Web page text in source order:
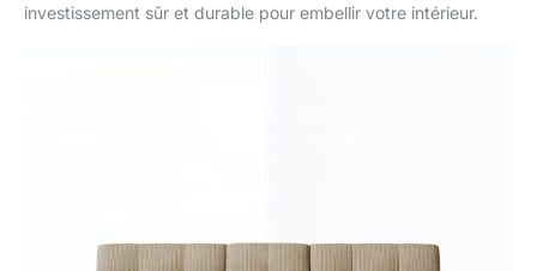
investissement sûr et durable pour embellir votre intérieur.